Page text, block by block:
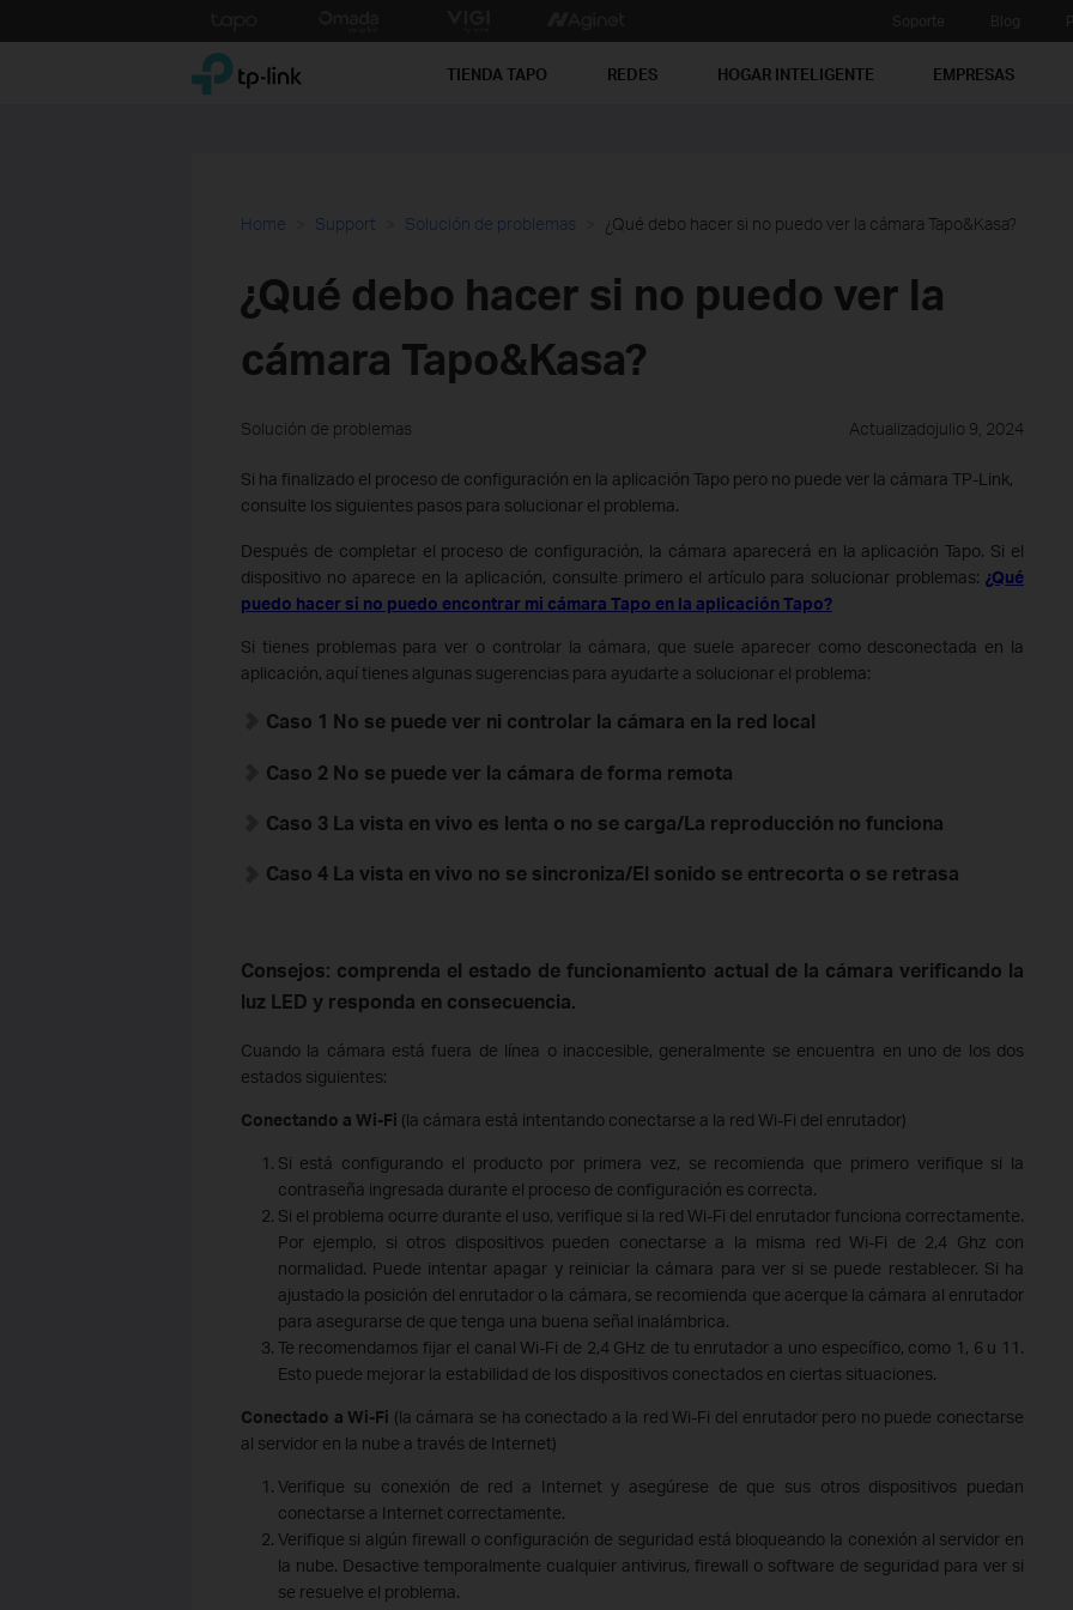
to
TP-Link, Reliably Smart TIENDA TAPO REDES HOGAR INTELIGENTE EMPRESAS
Home Support Solución de problemas ¿Qué debo hacer si no puedo ver la cámara Tapo&Kasa?
¿Qué debo hacer si no puedo ver la
cámara Tapo&Kasa?
Solución de problemas Actualizadojulio 9, 2024
Si ha finalizado el proceso de configuración en la aplicación Tapo pero no puede ver la cámara TP-Link,
consulte los siguientes pasos para solucionar el problema.
Después de completar el proceso de configuración, la cámara aparecerá en la aplicación Tapo. Si el
dispositivo no aparece en la aplicación, consulte primero el artículo para solucionar problemas:¿Qué
puedo hacer si no puedo encontrar mi cámara Tapo en la aplicación Tapo?
Si tienes problemas para ver o controlar la cámara, que suele aparecer como desconectada en la
aplicación, aquí tienes algunas sugerencias para ayudarte a solucionar el problema:
Caso 1 No se puede ver ni controlar la cámara en la red local
Caso 2 No se puede ver la cámara de forma remota
Caso 3 La vista en vivo es lenta o no se carga/La reproducción no funciona
Caso 4 La vista en vivo no se sincroniza/El sonido se entrecorta o se retrasa
Consejos: comprenda el estado de funcionamiento actual de la cámara verificando la
luz LED y responda en consecuencia.
Cuando la cámara está fuera de línea o inaccesible, generalmente se encuentra en uno de los dos
estados siguientes:
Conectando a Wi-Fi (la cámara está intentando conectarse a la red Wi-Fi del enrutador)
Si está configurando el producto por primera vez, se recomienda que primero verifique si la
contraseña ingresada durante el proceso de configuración es correcta.
Si el problema ocurre durante el uso, verifique si la red Wi-Fi del enrutador funciona correctamente.
Por ejemplo, si otros dispositivos pueden conectarse a la misma red Wi-Fi de 2,4 Ghz con
normalidad. Puede intentar apagar y reiniciar la cámara para ver si se puede restablecer. Si ha
ajustado la posición del enrutador o la cámara, se recomienda que acerque la cámara al enrutador
para asegurarse de que tenga una buena señal inalámbrica.
Te recomendamos fijar el canal Wi-Fi de 2,4 GHz de tu enrutador a uno específico, como 1, 6 u 11.
Esto puede mejorar la estabilidad de los dispositivos conectados en ciertas situaciones.
Conectado a Wi-Fi (la cámara se ha conectado a la red Wi-Fi del enrutador pero no puede conectarse
al servidor en la nube a través de Internet)
Verifique su conexión de red a Internet y asegúrese de que sus otros dispositivos puedan
conectarse a Internet correctamente.
Verifique si algún firewall o configuración de seguridad está bloqueando la conexión al servidor en
la nube. Desactive temporalmente cualquier antivirus, firewall o software de seguridad para ver si
se resuelve el problema.